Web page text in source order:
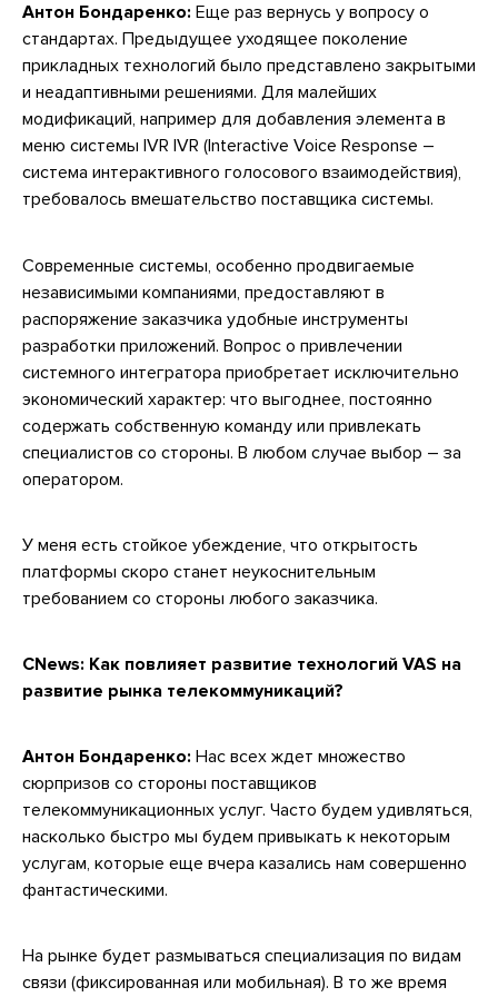
Антон Бондаренко: Еще раз вернусь у вопросу о
стандартах. Предыдущее уходящее поколение
прикладных технологий было представлено закрытыми
и неадаптивными решениями. Для малейших
модификаций, например для добавления элемента в
меню системы IVR IVR (Interactive Voice Response –
система интерактивного голосового взаимодействия),
требовалось вмешательство поставщика системы.
Современные системы, особенно продвигаемые
независимыми компаниями, предоставляют в
распоряжение заказчика удобные инструменты
разработки приложений. Вопрос о привлечении
системного интегратора приобретает исключительно
экономический характер: что выгоднее, постоянно
содержать собственную команду или привлекать
специалистов со стороны. В любом случае выбор – за
оператором.
У меня есть стойкое убеждение, что открытость
платформы скоро станет неукоснительным
требованием со стороны любого заказчика.
CNews: Как повлияет развитие технологий VAS на
развитие рынка телекоммуникаций?
Антон Бондаренко: Нас всех ждет множество
сюрпризов со стороны поставщиков
телекоммуникационных услуг. Часто будем удивляться,
насколько быстро мы будем привыкать к некоторым
услугам, которые еще вчера казались нам совершенно
фантастическими.
На рынке будет размываться специализация по видам
связи (фиксированная или мобильная). В то же время